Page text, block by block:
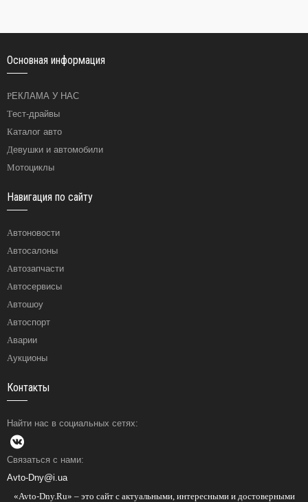
Основная информация
РЕКЛАМА У НАС
Тест-драйвы
Каталог авто
Девушки и автомобили
Мотоциклы
Навигация по сайту
Автоновости
Автосалоны
Автозапчасти
Автосервисы
Автошоу
Автоспорт
Аварии
Аукционы
Контакты
Найти нас в социальных сетях:
Связаться с нами:
Avto-Dny@i.ua
«Avto-Dny.Ru» – это сайт с актуальными, интересными и достоверными